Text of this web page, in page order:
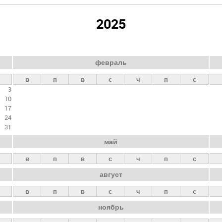
2025
3
10
17
24
31
февраль
в п в с ч п с
май
в п в с ч п с
август
в п в с ч п с
ноябрь